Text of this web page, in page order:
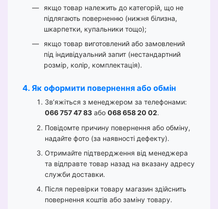
якщо товар належить до категорій, що не
підлягають поверненню (нижня білизна,
шкарпетки, купальники тощо);
якщо товар виготовлений або замовлений
під індивідуальний запит (нестандартний
розмір, колір, комплектація).
4. Як оформити повернення або обмін
Зв’яжіться з менеджером за телефонами:
066 757 47 83 або 068 658 20 02.
Повідомте причину повернення або обміну,
надайте фото (за наявності дефекту).
Отримайте підтвердження від менеджера
та відправте товар назад на вказану адресу
служби доставки.
Після перевірки товару магазин здійснить
повернення коштів або заміну товару.